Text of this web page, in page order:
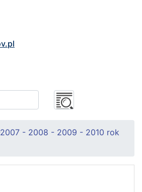
- 2008 - 2009 - 2010 rok